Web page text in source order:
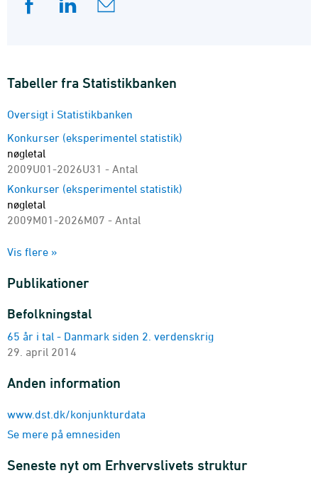
Tabeller fra Statistikbanken
Oversigt i Statistikbanken
Konkurser (eksperimentel statistik)
nøgletal
2009U01-2026U31 - Antal
Konkurser (eksperimentel statistik)
nøgletal
2009M01-2026M07 - Antal
branche (DB25) og virksomhedstype
Erklærede konkurser
nøgletal
2009M01-2026M07
Erklærede konkurser
levetid
omsætning
2009M01-2026M07 - Antal
Erklærede konkurser
beskæftigede
2009M01-2026M07 - Antal
Vis flere »
Publikationer
Befolkningstal
65 år i tal - Danmark siden 2. verdenskrig
29. april 2014
Anden information
www.dst.dk/konjunkturdata
Se mere på emnesiden
Seneste nyt om Erhvervslivets struktur